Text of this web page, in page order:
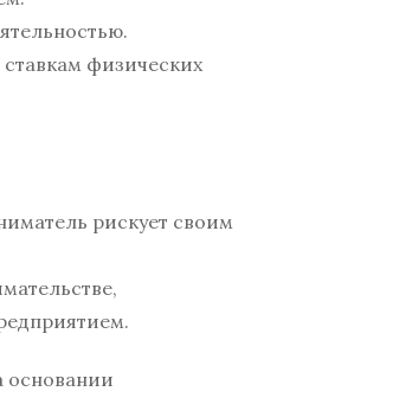
физических
рискует своим
основании